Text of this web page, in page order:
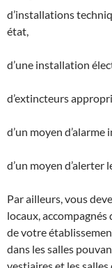
d’installations
état,
d’une installation
d’extincteurs
d’un moyen d’alarme
d’un moyen d’alerter
Par ailleurs, vous
locaux, accompagnés
de votre
dans les salles
vestiaires et les salles